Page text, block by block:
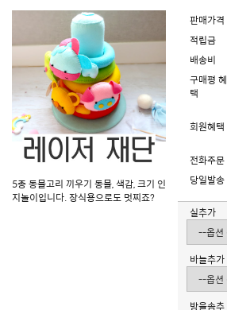
5종 동물고리 끼우기 동물, 색감, 크기 인
지놀이입니다. 장식용으로도 멋찌죠?
판매가격
적립금
배송비
구매평 혜
택
회원혜택
전화주문
당일발송
실추가
바늘추가
방울솜추